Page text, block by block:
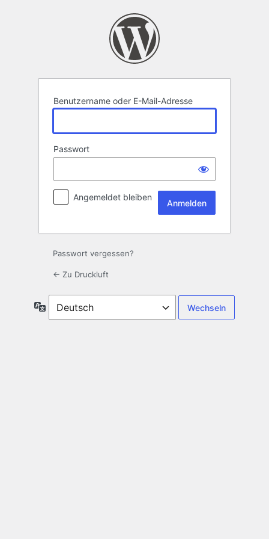
Benutzername oder E-Mail-Adresse
Passwort
Angemeldet bleiben
Passwort vergessen?
← Zu Druckluft
Sprache